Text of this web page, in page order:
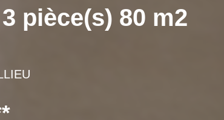
pièce(s) 80 m2